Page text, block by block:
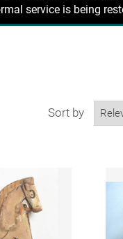
service is being
Sort by